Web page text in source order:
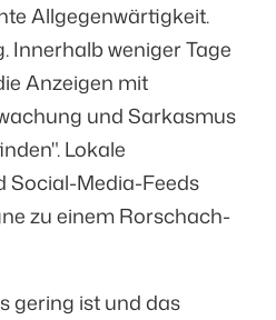
Allgegenwärtigkeit.
Innerhalb weniger Tage
Anzeigen mit
und Sarkasmus
Lokale
Social-Media-Feeds
zu einem Rorschach-
gering ist und das